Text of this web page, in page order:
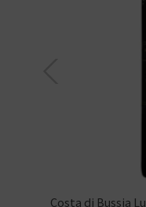
Costa di Bussia